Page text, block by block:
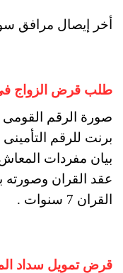
أخر إيصال مرافق
طلب قرض الزواج
صورة الرقم القومى
برنت للرقم التأمينى
بيان مفردات
عقد القران وصورته
القران 7 سنوات .
قرض تمويل سداد